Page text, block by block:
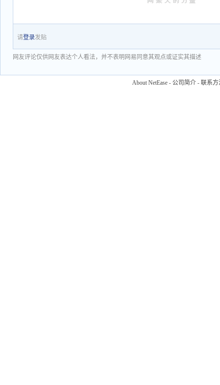
请登录发贴
网友评论仅供网友表达个人看法，并不表明网易同意其观点或证实其描述
About NetEase - 公司简介 - 联系方